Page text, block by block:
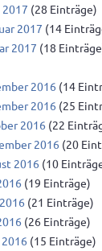
2017 (28 Einträge)
2017 (14
2017 (18
2016 (14
2016 (25
2016 (22
2016 (20
2016 (10
(19 Einträge)
(21 Einträge)
(26 Einträge)
(15 Einträge)